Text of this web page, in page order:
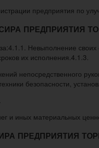
предприятия по
ПРЕДПРИЯТИЯ
за:4.1.1. Невыполнение
их исполнения.4.1.3.
непосредственного
безопасности,
и иных материальных
ПРЕДПРИЯТИЯ